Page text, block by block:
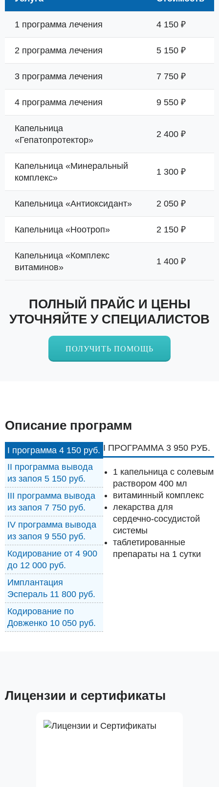
1 программа лечения 4 150 ₽
2 программа лечения 5 150 ₽
3 программа лечения 7 750 ₽
4 программа лечения 9 550 ₽
Капельница
«Гепатопротектор»
2 400 ₽
Капельница «Минеральный
комплекс»
1 300 ₽
Капельница «Антиоксидант» 2 050 ₽
Капельница «Ноотроп» 2 150 ₽
Капельница «Комплекс
витаминов»
1 400 ₽
ПОЛНЫЙ ПРАЙС И ЦЕНЫ
УТОЧНЯЙТЕ У СПЕЦИАЛИСТОВ
ПОЛУЧИТЬ ПОМОЩЬ
Описание программ
I программа 4 150 руб.
II программа вывода
из запоя 5 150 руб.
III программа вывода
из запоя 7 750 руб.
IV программа вывода
из запоя 9 550 руб.
Кодирование от 4 900
до 12 000 руб.
Имплантация
Эспераль 11 800 руб.
Кодирование по
Довженко 10 050 руб.
I ПРОГРАММА 3 950 РУБ.
1 капельница с солевым
раствором 400 мл
витаминный комплекс
лекарства для
сердечно-сосудистой
системы
таблетированные
препараты на 1 сутки
Лицензии и сертификаты